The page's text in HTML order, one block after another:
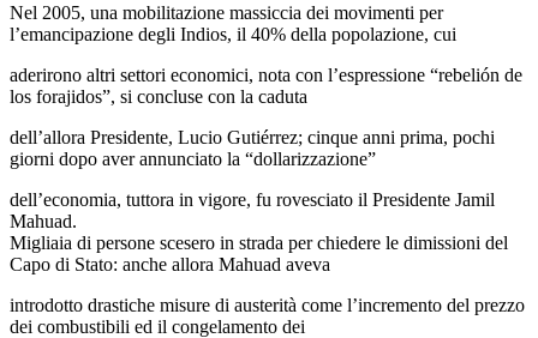
Nel 2005, una mobilitazione massiccia dei movimenti per
l’emancipazione degli Indios, il 40% della popolazione, cui
aderirono altri settori economici, nota con l’espressione “rebelión de
los forajidos”, si concluse con la caduta
dell’allora Presidente, Lucio Gutiérrez; cinque anni prima, pochi
giorni dopo aver annunciato la “dollarizzazione”
dell’economia, tuttora in vigore, fu rovesciato il Presidente Jamil
Mahuad.
Migliaia di persone scesero in strada per chiedere le dimissioni del
Capo di Stato: anche allora Mahuad aveva
introdotto drastiche misure di austerità come l’incremento del prezzo
dei combustibili ed il congelamento dei